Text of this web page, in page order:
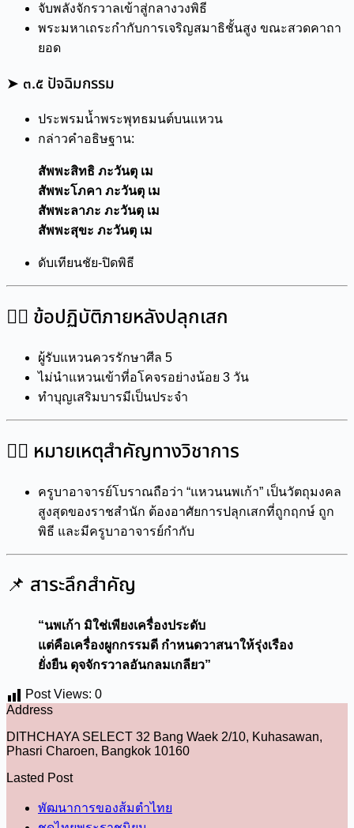
จับพลังจักรวาลเข้าสู่กลางวงพิธี
พระมหาเถระกำกับการเจริญสมาธิชั้นสูง ขณะสวดคาถา
ยอด
➤ ๓.๕ ปัจฉิมกรรม
ประพรมน้ำพระพุทธมนต์บนแหวน
กล่าวคำอธิษฐาน:
สัพพะสิทธิ ภะวันตุ เม
สัพพะโภคา ภะวันตุ เม
สัพพะลาภะ ภะวันตุ เม
สัพพะสุขะ ภะวันตุ เม
ดับเทียนชัย-ปิดพิธี
๔️⃣ ข้อปฏิบัติภายหลังปลุกเสก
ผู้รับแหวนควรรักษาศีล 5
ไม่นำแหวนเข้าที่อโคจรอย่างน้อย 3 วัน
ทำบุญเสริมบารมีเป็นประจำ
๕️⃣ หมายเหตุสำคัญทางวิชาการ
ครูบาอาจารย์โบราณถือว่า “แหวนนพเก้า” เป็นวัตถุมงคล
สูงสุดของราชสำนัก ต้องอาศัยการปลุกเสกที่ถูกฤกษ์ ถูก
พิธี และมีครูบาอาจารย์กำกับ
📌 สาระลึกสำคัญ
“นพเก้า มิใช่เพียงเครื่องประดับ
แต่คือเครื่องผูกกรรมดี กำหนดวาสนาให้รุ่งเรือง
ยั่งยืน ดุจจักรวาลอันกลมเกลียว”
Post Views: 0
Address
DITHCHAYA SELECT 32 Bang Waek 2/10, Kuhasawan,
Phasri Charoen, Bangkok 10160
Lasted Post
พัฒนาการของส้มตำไทย